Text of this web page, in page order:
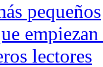
pequeños
empiezan
lectores